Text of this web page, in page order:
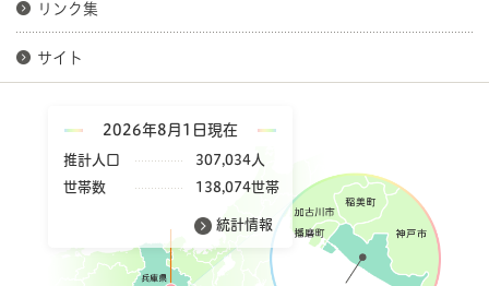
リンク集
サイト
2026年8月1日現在
推計人口
307,034人
世帯数
138,074世帯
統計情報